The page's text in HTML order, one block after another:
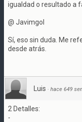
igualdad o resultado a
@ Javimgol
Sí, eso sin duda. Me
desde atrás.
Luis · hace 649
2 Detalles:
-